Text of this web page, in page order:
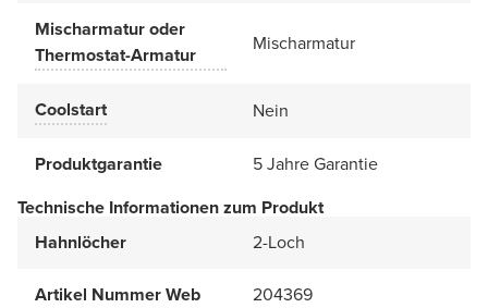
Mischarmatur oder
Thermostat-Armatur
Mischarmatur
Coolstart Nein
Produktgarantie
5 Jahre Garantie
Technische Informationen zum Produkt
Hahnlöcher
2-Loch
Artikel Nummer Web 204369